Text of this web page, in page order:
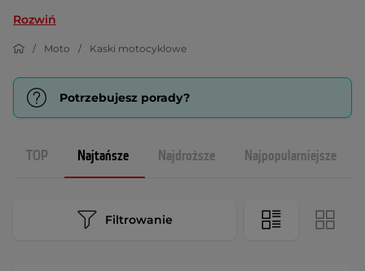
Rozwiń
Moto Kaski motocyklowe
Potrzebujesz porady?
TOP Najtańsze Najdroższe Najpopularniejsze
Filtrowanie